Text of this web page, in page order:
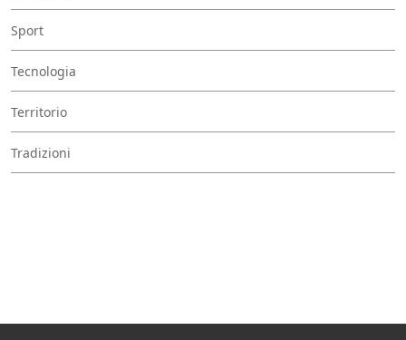
Sport
Tecnologia
Territorio
Tradizioni